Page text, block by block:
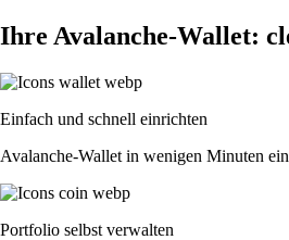
Ihre Avalanche-Wallet:
Einfach und schnell einrichten
Avalanche-Wallet in wenigen Minuten
Portfolio selbst verwalten